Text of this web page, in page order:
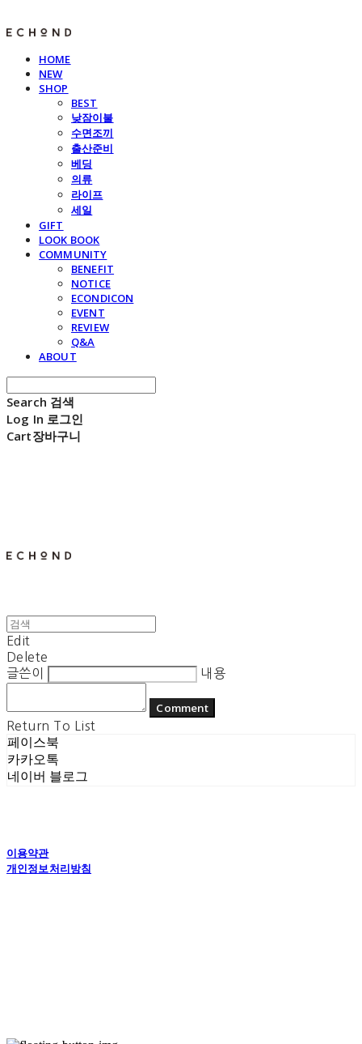
HOME
NEW
SHOP
BEST
낮잠이불
수면조끼
출산준비
베딩
의류
라이프
세일
GIFT
LOOK BOOK
COMMUNITY
BENEFIT
NOTICE
ECONDICON
EVENT
REVIEW
Q&A
ABOUT
Search 검색
Log In 로그인
Cart장바구니
Edit
Delete
글쓴이
내용
Comment
Return To List
페이스북
카카오톡
네이버 블로그
이용약관
개인정보처리방침